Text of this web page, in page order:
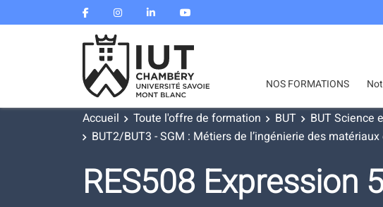
NOS FORMATIONS
Accueil Toute l'offre de formation BUT
BUT Science
BUT2/BUT3 - SGM : Métiers de l’ingénierie des
RES508 Expression